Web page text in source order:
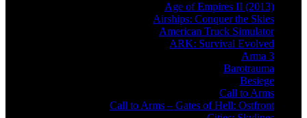
Age of Empires II (2013)
Airships: Conquer the Skies
American Truck Simulator
ARK: Survival Evolved
Arma 3
Barotrauma
Besiege
Call to Arms
Call to Arms – Gates of Hell: Ostfront